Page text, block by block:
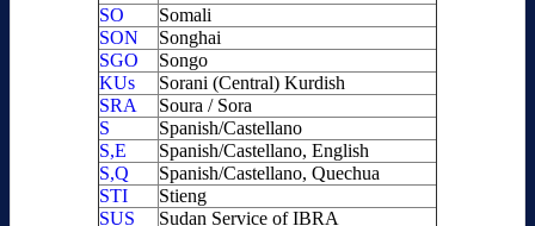
SO
Somali
SON
Songhai
SGO
Songo
KUs
Sorani (Central) Kurdish
SRA
Soura / Sora
S
Spanish/Castellano
S,E
Spanish/Castellano, English
S,Q
Spanish/Castellano, Quechua
STI
Stieng
SUS
Sudan Service of IBRA